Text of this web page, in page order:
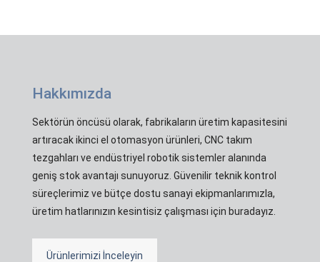
Hakkımızda
Sektörün öncüsü olarak, fabrikaların üretim kapasitesini
artıracak ikinci el otomasyon ürünleri, CNC takım
tezgahları ve endüstriyel robotik sistemler alanında
geniş stok avantajı sunuyoruz. Güvenilir teknik kontrol
süreçlerimiz ve bütçe dostu sanayi ekipmanlarımızla,
üretim hatlarınızın kesintisiz çalışması için buradayız.
Ürünlerimizi İnceleyin